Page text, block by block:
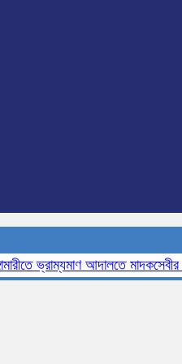
ভ্রাম্যমাণ আদালতে মাদকসেবীর এক